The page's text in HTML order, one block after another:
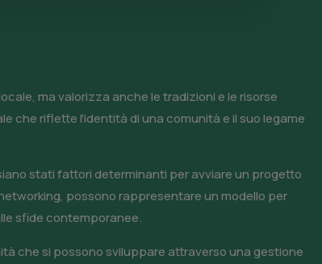
ma valorizza anche le tradizioni e le risorse
che riflette l'identità di una comunità e il suo legame
stati fattori determinanti per avviare un progetto
possono rappresentare un modello per
sfide contemporanee.
che si possono sviluppare attraverso una gestione